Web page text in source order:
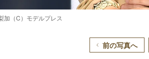
加（C）モデルプレス
前の写真へ